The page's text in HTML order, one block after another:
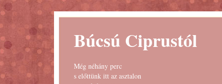
Búcsú Ciprustól
Még néhány perc
s előttünk itt az asztalon